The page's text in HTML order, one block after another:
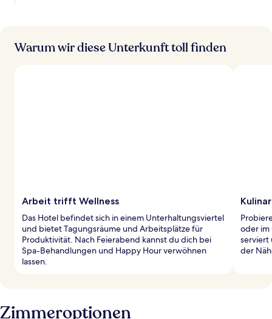
Warum wir diese Unterkunft toll finden
Arbeit trifft Wellness
Das Hotel befindet sich in einem Unterhaltungsviertel
und bietet Tagungsräume und Arbeitsplätze für
Produktivität. Nach Feierabend kannst du dich bei
Spa-Behandlungen und Happy Hour verwöhnen
lassen.
oder im
serviert
der
Zimmeroptionen